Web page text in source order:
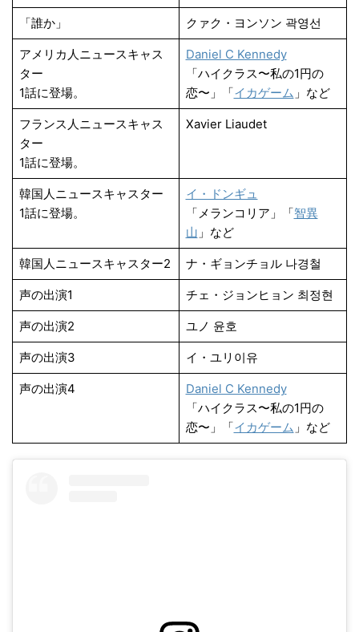
「誰か」 クァク・ヨンソン 곽영선
アメリカ人ニュースキャス
ター
1話に登場。
Daniel C Kennedy
「ハイクラス〜私の1円の
恋〜」「イカゲーム 」など
フランス人ニュースキャス
ター
1話に登場。
Xavier Liaudet
韓国人ニュースキャスター
1話に登場。
イ・ドンギュ
「メランコリア」「智異
山 」など
韓国人ニュースキャスター2 ナ・ギョンチョル 나경철
声の出演1 チェ・ジョンヒョン 최정현
声の出演2 ユノ 윤호
声の出演3 イ・ユリ이유
声の出演4
Daniel C Kennedy
「ハイクラス〜私の1円の
恋〜」「イカゲーム 」など